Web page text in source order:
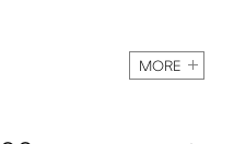
MORE